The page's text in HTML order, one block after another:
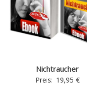
Nichtraucher
Preis: 19,95 €